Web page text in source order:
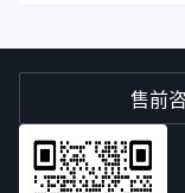
售前